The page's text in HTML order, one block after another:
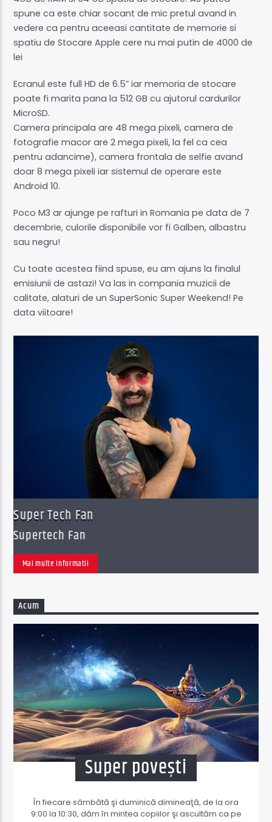
spune ca este chiar socant de mic pretul avand in
vedere ca pentru aceeasi cantitate de memorie si
spatiu de Stocare Apple cere nu mai putin de 4000 de
lei
Ecranul este full HD de 6.5” iar memoria de stocare
poate fi marita pana la 512 GB cu ajutorul cardurilor
MicroSD.
Camera principala are 48 mega pixeli, camera de
fotografie macor are 2 mega pixeli, la fel ca cea
pentru adancime), camera frontala de selfie avand
doar 8 mega pixeli iar sistemul de operare este
Android 10.
Poco M3 ar ajunge pe rafturi in Romania pe data de 7
decembrie, culorile disponibile vor fi Galben, albastru
sau negru!
Cu toate acestea fiind spuse, eu am ajuns la finalul
emisiunii de astazi! Va las in compania muzicii de
calitate, alaturi de un SuperSonic Super Weekend! Pe
data viitoare!
Super Tech Fan
Supertech Fan
Mai multe informatii
Acum
Super povești
În fiecare sâmbătă şi duminică dimineaţă, de la ora
9:00 la 10:30, dăm în mintea copiilor şi ascultăm ca pe